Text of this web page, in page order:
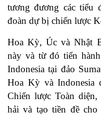
tương đương các tiểu
đoàn dự bị chiến lược
Hoa Kỳ, Úc và Nhật
này và từ đó tiến
Indonesia tại đảo
Hoa Kỳ và Indonesia
Chiến lược Toàn
hải và tạo tiền đề